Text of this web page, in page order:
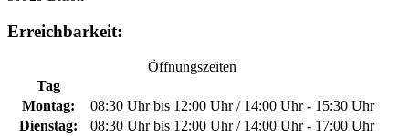
Erreichbarkeit:
Öffnungszeiten
Tag
Montag:
08:30 Uhr bis 12:00 Uhr / 14:00 Uhr - 15:30 Uhr
Dienstag:
08:30 Uhr bis 12:00 Uhr / 14:00 Uhr - 17:00 Uhr